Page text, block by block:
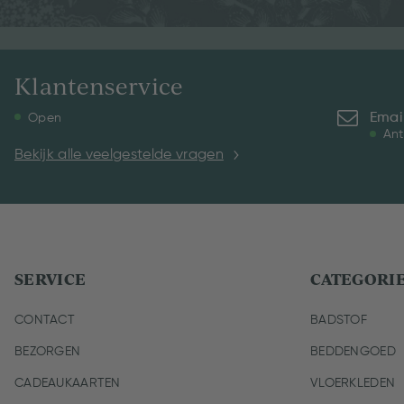
Klantenservice
Open
Bekijk alle veelgestelde vragen
SERVICE
CONTACT
BEZORGEN
CADEAUKAARTEN
BADSTOF
BEDDENGOED
VLOERKLEDEN